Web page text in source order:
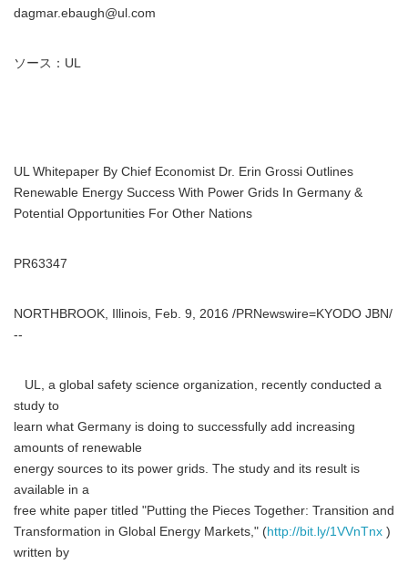
dagmar.ebaugh@ul.com
ソース：UL
UL Whitepaper By Chief Economist Dr. Erin Grossi Outlines
Renewable Energy Success With Power Grids In Germany &
Potential Opportunities For Other Nations
PR63347
NORTHBROOK, Illinois, Feb. 9, 2016 /PRNewswire=KYODO JBN/
--
UL, a global safety science organization, recently conducted a
study to
learn what Germany is doing to successfully add increasing
amounts of renewable
energy sources to its power grids. The study and its result is
available in a
free white paper titled "Putting the Pieces Together: Transition and
Transformation in Global Energy Markets," (http://bit.ly/1VVnTnx )
written by